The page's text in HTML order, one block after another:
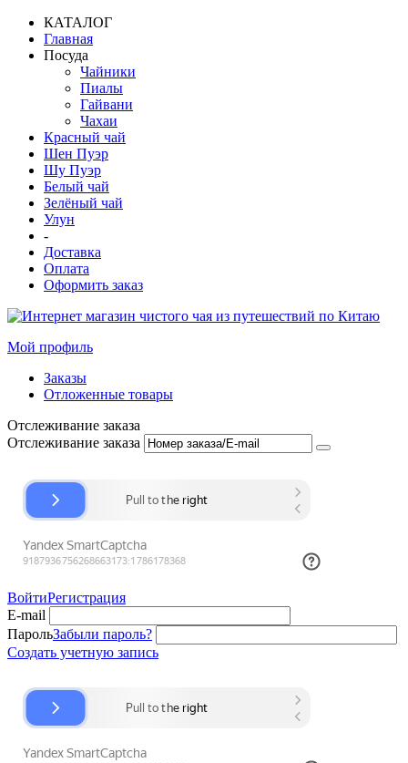
КАТАЛОГ
Главная
Посуда
Чайники
Пиалы
Гайвани
Чахаи
Красный чай
Шен Пуэр
Шу Пуэр
Белый чай
Зелёный чай
Улун
-
Доставка
Оплата
Оформить заказ
Мой профиль
Заказы
Отложенные товары
Отслеживание заказа
Отслеживание заказа
ВойтиРегистрация
E-mail
ПарольЗабыли пароль?
Создать учетную запись